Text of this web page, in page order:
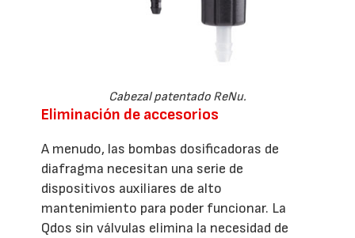
Cabezal patentado ReNu.
Eliminación de accesorios
A menudo, las bombas dosificadoras de
diafragma necesitan una serie de
dispositivos auxiliares de alto
mantenimiento para poder funcionar. La
Qdos sin válvulas elimina la necesidad de